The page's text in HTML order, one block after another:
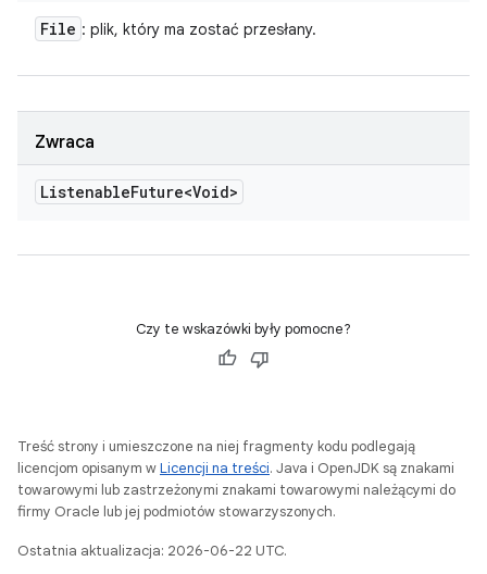
File : plik, który ma zostać przesłany.
Zwraca
ListenableFuture<Void>
Czy te wskazówki były pomocne?
Treść strony i umieszczone na niej fragmenty kodu podlegają
licencjom opisanym wLicencji na treści. Java i OpenJDK są znakami
towarowymi lub zastrzeżonymi znakami towarowymi należącymi do
firmy Oracle lub jej podmiotów stowarzyszonych.
Ostatnia aktualizacja: 2026-06-22 UTC.